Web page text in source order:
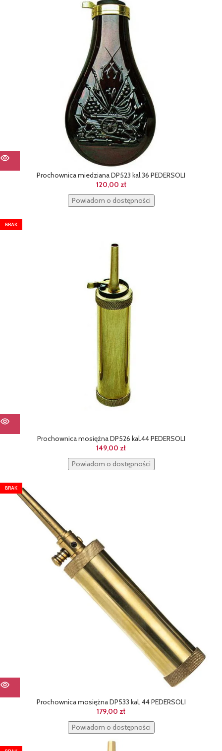
Prochownica miedziana DP523 kal.36 PEDERSOLI
120,00 zł
Powiadom o dostępności
BRAK
Prochownica mosiężna DP526 kal.44 PEDERSOLI
149,00 zł
Powiadom o dostępności
BRAK
Prochownica mosiężna DP533 kal. 44 PEDERSOLI
179,00 zł
Powiadom o dostępności